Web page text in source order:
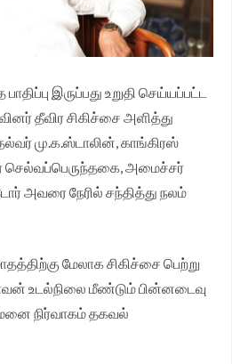
இருப்பது உறுதி செய்யப்பட்ட
தீவிர சிகிச்சை அளித்து
மு.க.ஸ்டாலின், காங்கிரஸ்
செல்வப்பெருந்தகை, அமைச்சர்
அவரை நேரில் சந்தித்து நலம்
மேலாக சிகிச்சை பெற்று
உடல்நிலை மீண்டும் பின்னடைவு
நிர்வாகம் தகவல்